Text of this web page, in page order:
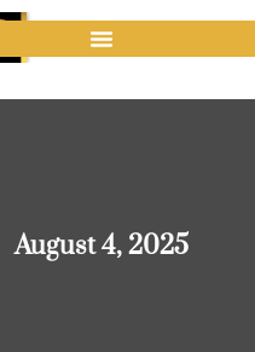
August 4, 2025